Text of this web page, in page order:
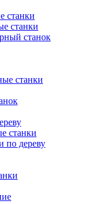
станки
станки
станок
станки
станки
по дереву